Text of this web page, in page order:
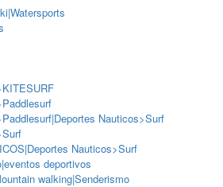
Nauticos>Surf
Nauticos>Surf
deportivos
walking|Senderismo